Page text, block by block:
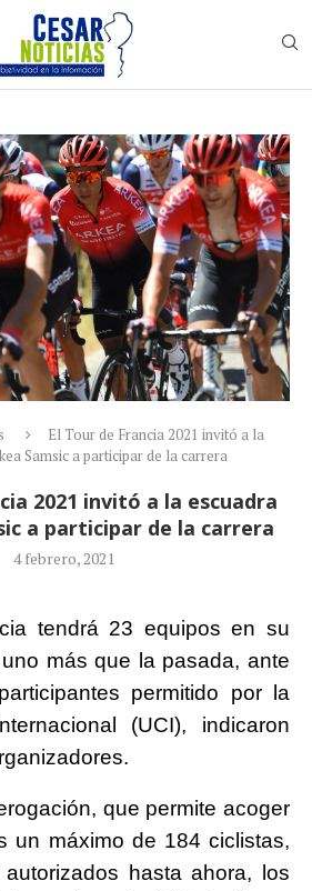
El Tour de Francia 2021 invitó a la
Samsic a participar de la carrera
2021 invitó a la escuadra
a participar de la carrera
4 febrero, 2021
tendrá 23 equipos en su
más que la pasada, ante
permitido por la
(UCI), indicaron
que permite acoger
un máximo de 184 ciclistas,
hasta ahora, los